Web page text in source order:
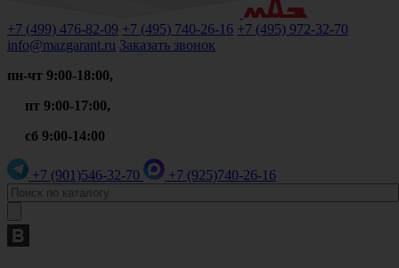
+7 (499) 476-82-09 +7 (495) 740-26-16 +7 (495) 972-32-70
info@mazgarant.ru Заказать звонок
пн-чт 9:00-18:00,
пт 9:00-17:00,
сб 9:00-14:00
+7 (901)546-32-70 +7 (925)740-26-16